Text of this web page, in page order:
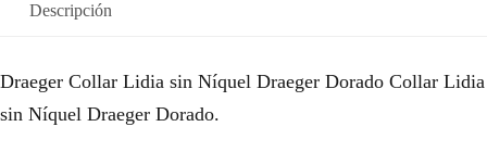
Descripción
Draeger Collar Lidia sin Níquel Draeger Dorado Collar Lidia
sin Níquel Draeger Dorado.